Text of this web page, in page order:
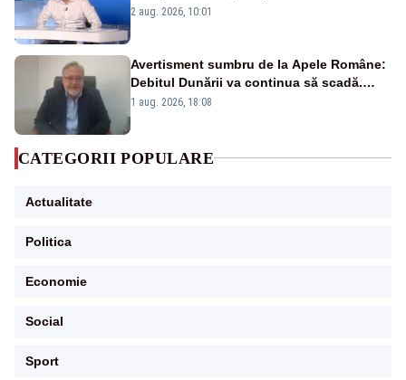
catastrofă pentru bănci și fondurile de
2 aug. 2026, 10:01
Avertisment sumbru de la Apele Române:
Debitul Dunării va continua să scadă.
Cernavodă s-ar putea închide în 4 zile
1 aug. 2026, 18:08
CATEGORII POPULARE
Actualitate
Politica
Economie
Social
Sport